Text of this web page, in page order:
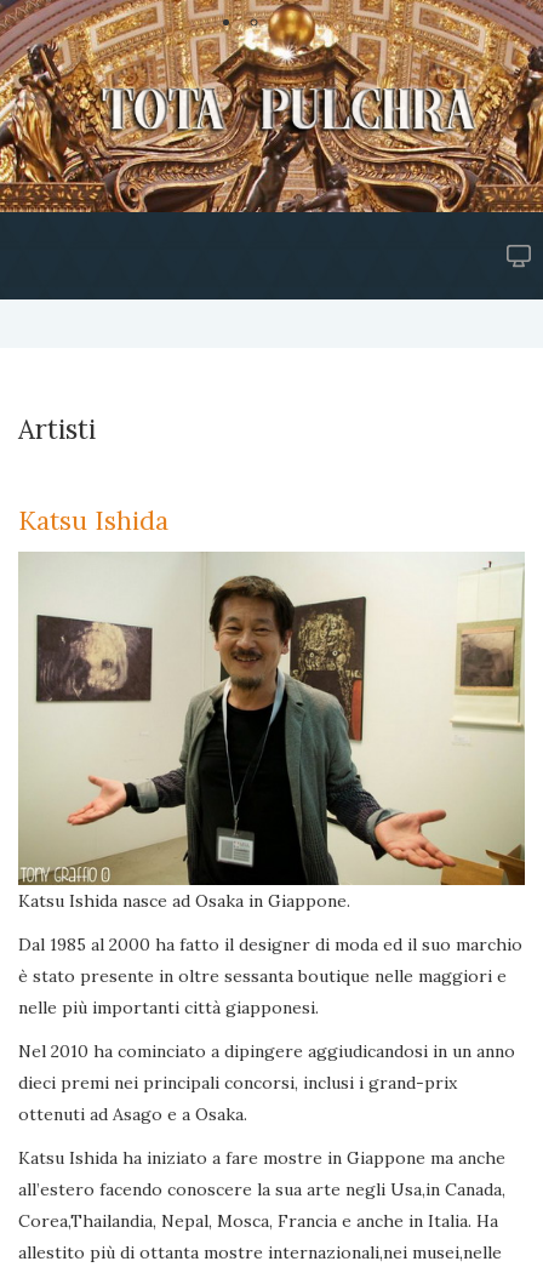
Artisti
Katsu Ishida
Katsu Ishida nasce ad Osaka in Giappone.
Dal 1985 al 2000 ha fatto il designer di moda ed il suo marchio
è stato presente in oltre sessanta boutique nelle maggiori e
nelle più importanti città giapponesi.
Nel 2010 ha cominciato a dipingere aggiudicandosi in un anno
dieci premi nei principali concorsi, inclusi i grand-prix
ottenuti ad Asago e a Osaka.
Katsu Ishida ha iniziato a fare mostre in Giappone ma anche
all’estero facendo conoscere la sua arte negli Usa,in Canada,
Corea,Thailandia, Nepal, Mosca, Francia e anche in Italia. Ha
allestito più di ottanta mostre internazionali,nei musei,nelle